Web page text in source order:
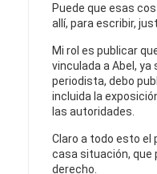
Puede que esas
allí, para escribir,
Mi rol es publicar
vinculada a Abel,
periodista, debo
incluida la
las autoridades.
Claro a todo esto el
casa situación, que
derecho.